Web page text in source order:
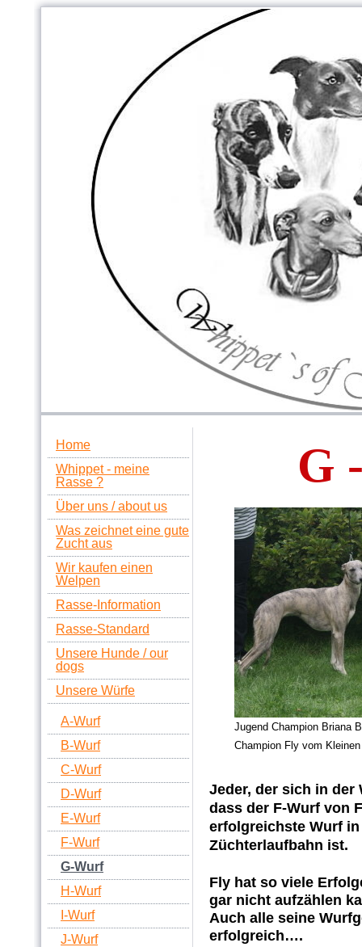
Home
Whippet - meine
Rasse ?
Über uns / about us
Was zeichnet eine gute
Zucht aus
Wir kaufen einen
Welpen
Rasse-Information
Rasse-Standard
Unsere Hunde / our
dogs
Unsere Würfe
A-Wurf
B-Wurf
C-Wurf
D-Wurf
E-Wurf
F-Wurf
G-Wurf
H-Wurf
I-Wurf
J-Wurf
G
Jugend Champion Briana
Champion Fly vom
Jeder, der sich in der
dass der F-Wurf von
erfolgreichste Wurf
Züchterlaufbahn ist.
Fly hat so viele
gar nicht aufzählen
Auch alle seine
erfolgreich….